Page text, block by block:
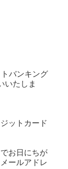
バンキング
いたしま
ットカード
お日にちが
ールアドレ